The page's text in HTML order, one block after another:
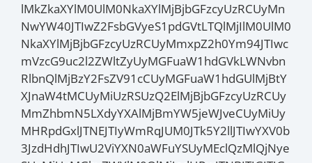
lMkZkaXYlM0UlM0NkaXYlMjBjbGFzcyUzRCUyMn
NwYW40JTIwZ2FsbGVyeS1pdGVtLTQlMjIlM0UlM0
NkaXYlMjBjbGFzcyUzRCUyMmxpZ2h0Ym94JTIwc
mVzcG9uc2l2ZWltZyUyMGFuaW1hdGVkLWNvbn
RlbnQlMjBzY2FsZV91cCUyMGFuaW1hdGUlMjBtY
XJnaW4tMCUyMiUzRSUzQ2ElMjBjbGFzcyUzRCUy
MmZhbmN5LXdyYXAlMjBmYW5jeWJveCUyMiUy
MHRpdGxlJTNEJTIyWmRqJUM0JTk5Y2llJTIwYXV0b
3JzdHdhJTIwU2ViYXN0aWFuYSUyMEclQzMlQjNye